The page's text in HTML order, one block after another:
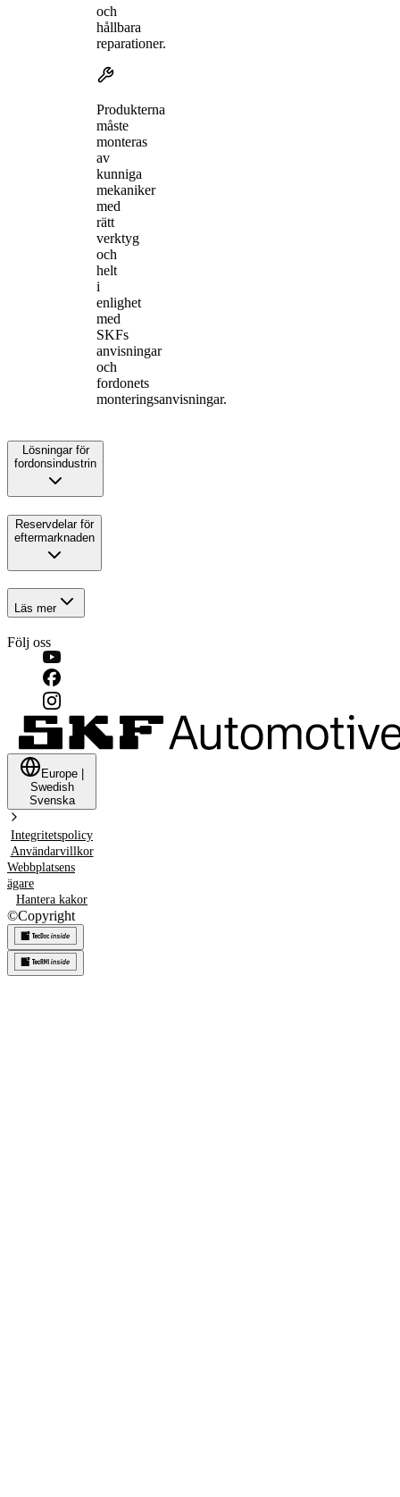
och
hållbara
reparationer.
Produkterna
måste
monteras
av
kunniga
mekaniker
med
rätt
verktyg
och
helt
i
enlighet
med
SKFs
anvisningar
och
fordonets
monteringsanvisningar.
Lösningar för
fordonsindustrin
Reservdelar för
eftermarknaden
Läs mer
Följ oss
Europe
Swedish
Svenska
Integritetspolicy
Användarvillkor
Webbplatsens
ägare
Hantera kakor
©Copyright